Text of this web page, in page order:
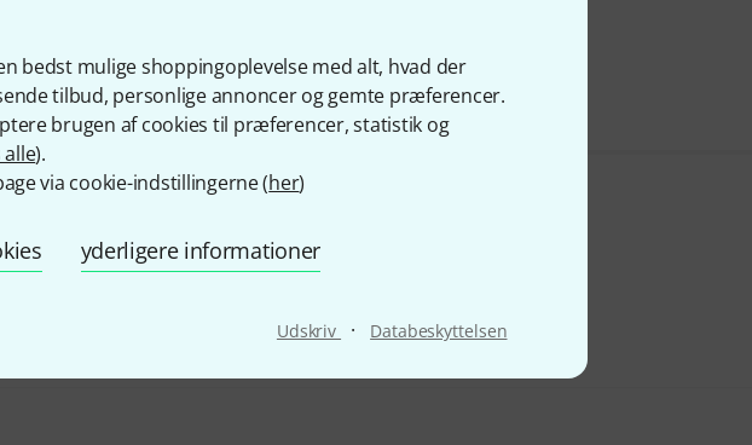
bedst mulige shoppingoplevelse med alt, hvad der
tilbud, personlige annoncer og gemte præferencer.
brugen af cookies til præferencer, statistik og
alle).
via cookie-indstillingerne (her)
yderligere informationer
Udskriv · Databeskyttelsen
Alle priser er inkl. moms